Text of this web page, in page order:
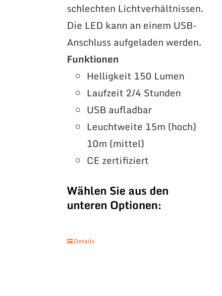
schlechten Lichtverhältnissen.
Die LED kann an einem USB-
Anschluss aufgeladen werden.
Funktionen
Helligkeit 150 Lumen
Laufzeit 2/4 Stunden
USB aufladbar
Leuchtweite 15m (hoch)
10m (mittel)
CE zertifiziert
Wählen Sie aus den
unteren Optionen:
Details